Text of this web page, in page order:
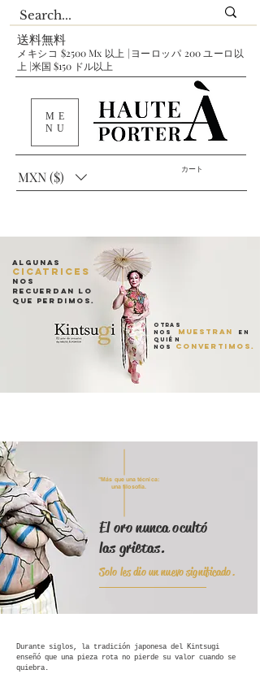
送料無料
メキシコ $2500 Mx 以上 |ヨーロッパ 200 ユーロ以
上 |米国 $150 ドル以上
カート
ME
NU
MXN ($)
Algunas
cicatrices
nos
recuerdan lo
que perdimos.
Otras
nos
muestran
en
quién
nos
convertimos.
El oro nunca ocultó
las grietas.
Solo les dio un nuevo significado.
"Más que una técnica:
una filosofía.
Durante siglos, la tradición japonesa del Kintsugi
enseñó que una pieza rota no pierde su valor cuando se
quiebra.